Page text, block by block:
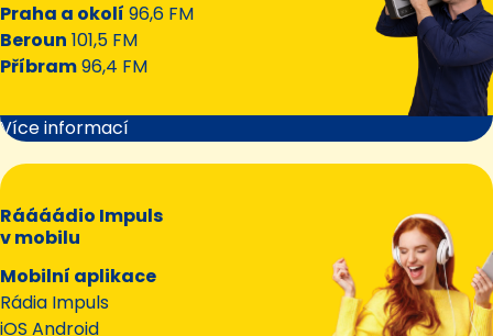
Praha a okolí 96,6 FM
Beroun 101,5 FM
Příbram96,4 FM
Více informací
Ráááádio Impuls
v mobilu
Mobilní aplikace
Rádia Impuls
iOS Android